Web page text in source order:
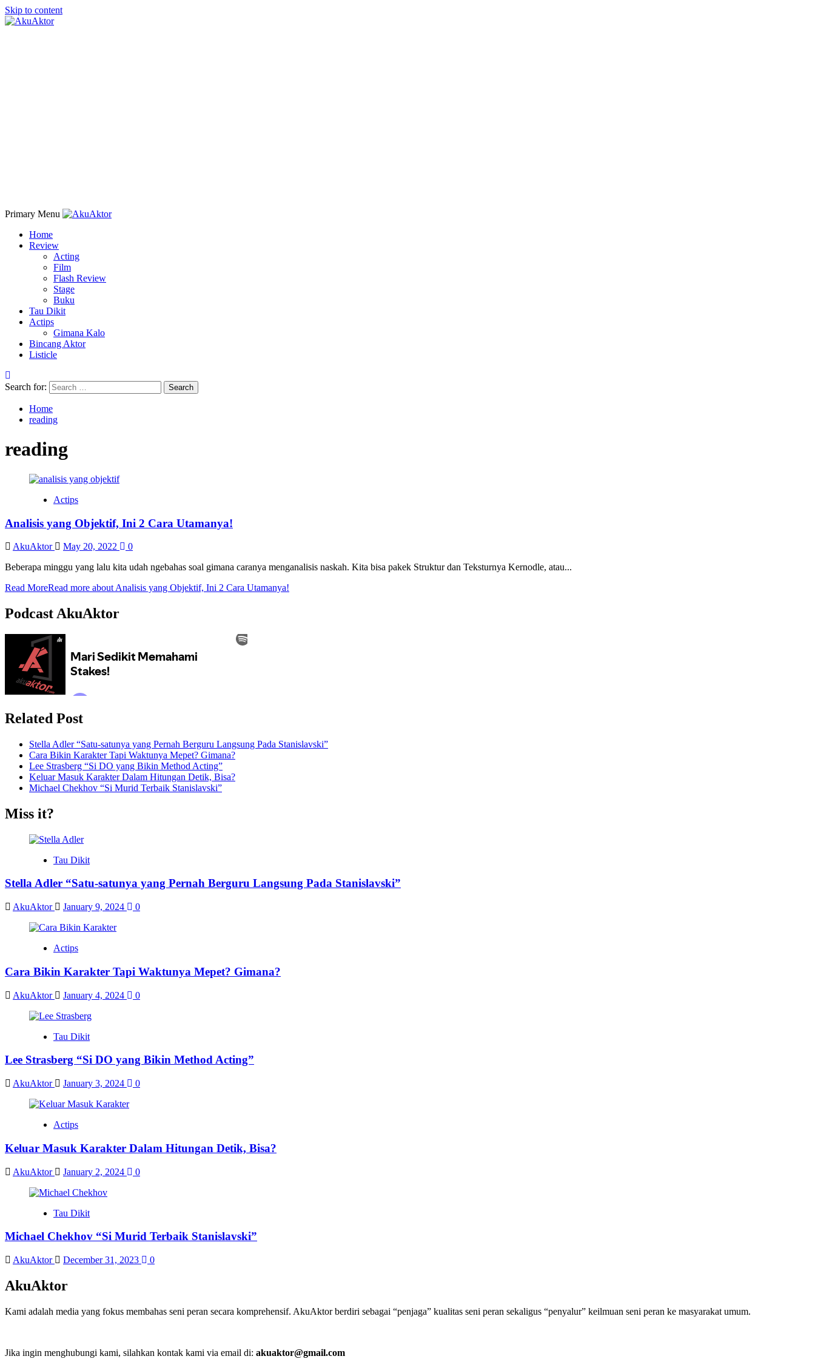
Skip to content
Primary Menu
Home
Review
Acting
Film
Flash Review
Stage
Buku
Tau Dikit
Actips
Gimana Kalo
Bincang Aktor
Listicle
Search for:
Home
reading
reading
Actips
Analisis yang Objektif, Ini 2 Cara Utamanya!
AkuAktor May 20, 2022
0
Beberapa minggu yang lalu kita udah ngebahas soal gimana caranya menganalisis naskah. Kita bisa pakek Struktur dan Teksturnya Kernodle, atau...
Read MoreRead more about Analisis yang Objektif, Ini 2 Cara Utamanya!
Podcast AkuAktor
Related Post
Stella Adler “Satu-satunya yang Pernah Berguru Langsung Pada Stanislavski”
Cara Bikin Karakter Tapi Waktunya Mepet? Gimana?
Lee Strasberg “Si DO yang Bikin Method Acting”
Keluar Masuk Karakter Dalam Hitungan Detik, Bisa?
Michael Chekhov “Si Murid Terbaik Stanislavski”
Miss it?
Tau Dikit
Stella Adler “Satu-satunya yang Pernah Berguru Langsung Pada Stanislavski”
AkuAktor January 9, 2024 0
Actips
Cara Bikin Karakter Tapi Waktunya Mepet? Gimana?
AkuAktor January 4, 2024 0
Tau Dikit
Lee Strasberg “Si DO yang Bikin Method Acting”
AkuAktor January 3, 2024 0
Actips
Keluar Masuk Karakter Dalam Hitungan Detik, Bisa?
AkuAktor January 2, 2024 0
Tau Dikit
Michael Chekhov “Si Murid Terbaik Stanislavski”
AkuAktor December 31, 2023 0
AkuAktor
Kami adalah media yang fokus membahas seni peran secara komprehensif. AkuAktor berdiri sebagai “penjaga” kualitas seni peran sekaligus “penyalur” keilmuan seni peran ke masyarakat umum.
Jika ingin menghubungi kami, silahkan kontak kami via email di: akuaktor@gmail.com